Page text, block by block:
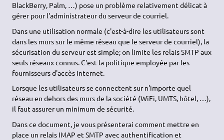
BlackBerry, Palm, …) pose un problème relativement délicat à
gérer pour l'administrateur du serveur de courriel.
Dans une utilisation normale (c'est-à-dire les utilisateurs sont
dans les murs sur le même réseau que le serveur de courriel), la
sécurisation du serveur est simple; on limite les relais SMTP aux
seuls réseaux connus. C'est la politique employée par les
fournisseurs d'accès Internet.
Lorsque les utilisateurs se connectent sur n'importe quel
réseau en dehors des murs de la société (WiFi, UMTS, hôtel, …),
il faut assurer un minimum de sécurité.
Dans ce document, je vous présenterai comment mettre en
place un relais IMAP et SMTP avec authentification et